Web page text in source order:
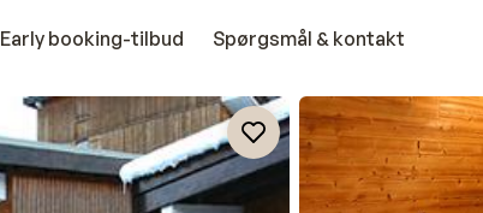
Early booking-tilbud Spørgsmål & kontakt